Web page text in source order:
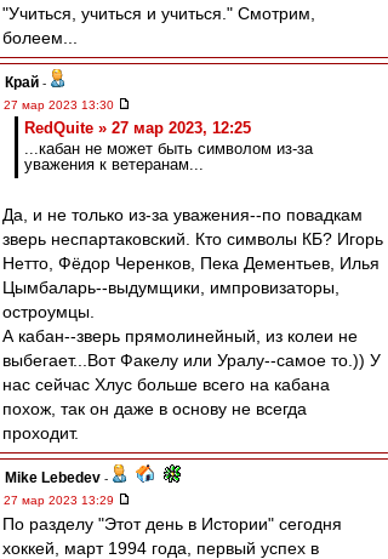
"Учиться, учиться и учиться." Смотрим,
болеем...
Край -
27 мар 2023 13:30
RedQuite » 27 мар 2023, 12:25
...кабан не может быть символом из-за
уважения к ветеранам...
Да, и не только из-за уважения--по повадкам
зверь неспартаковский. Кто символы КБ? Игорь
Нетто, Фёдор Черенков, Пека Дементьев, Илья
Цымбаларь--выдумщики, импровизаторы,
остроумцы.
А кабан--зверь прямолинейный, из колеи не
выбегает...Вот Факелу или Уралу--самое то.)) У
нас сейчас Хлус больше всего на кабана
похож, так он даже в основу не всегда
проходит.
Mike Lebedev -
27 мар 2023 13:29
По разделу "Этот день в Истории" сегодня
хоккей, март 1994 года, первый успех в